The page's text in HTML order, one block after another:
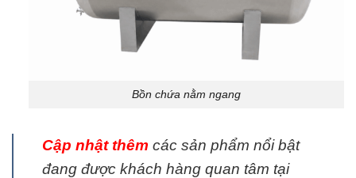
Bồn chứa nằm ngang
Cập nhật thêm các sản phẩm nổi bật
đang được khách hàng quan tâm tại